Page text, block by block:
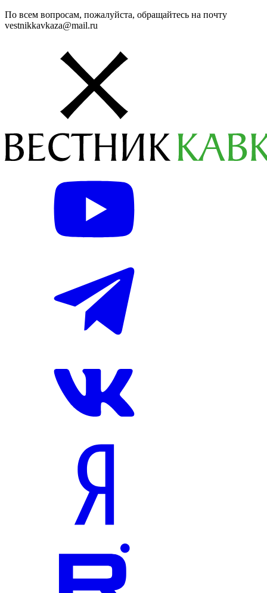
По всем вопросам, пожалуйста, обращайтесь на почту
vestnikkavkaza@mail.ru